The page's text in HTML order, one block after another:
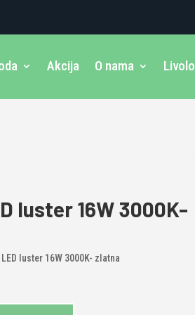
Akcija O nama Livolo
luster 16W 3000K-
luster 16W 3000K- zlatna